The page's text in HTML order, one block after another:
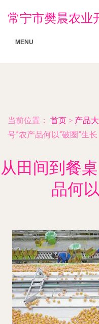
常宁市樊晨农业
MENU
当前位置： 首页 > 产品
号”农产品何以“破圈”生长
从田间到餐
品何